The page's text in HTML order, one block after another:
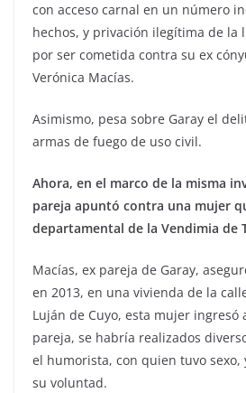
con acceso carnal en un número
hechos, y privación ilegítima de la
por ser cometida contra su ex
Verónica Macías.
Asimismo, pesa sobre Garay el
armas de fuego de uso civil.
Ahora, en el marco de la misma
pareja apuntó contra una mujer
departamental de la Vendimia de
Macías, ex pareja de Garay,
en 2013, en una vivienda de la
Luján de Cuyo, esta mujer
pareja, se habría realizados
el humorista, con quien tuvo sexo,
su voluntad.